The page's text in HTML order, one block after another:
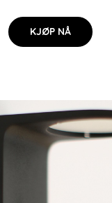
KJØP NÅ